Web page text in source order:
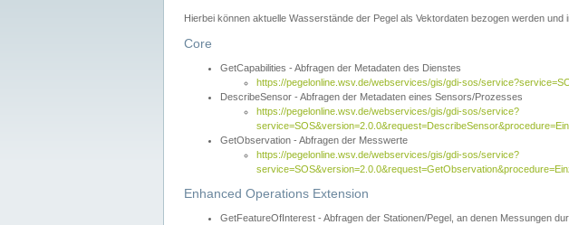
Hierbei können aktuelle Wasserstände der Pegel als Vektordaten bezogen werden
Core
GetCapabilities - Abfragen der Metadaten des Dienstes
https://pegelonline.wsv.de/webservices/gis/gdi-sos/
DescribeSensor - Abfragen der Metadaten eines Sensors/Prozesses
https://pegelonline.wsv.de/webservices/gis/gdi-sos/service?
GetObservation - Abfragen der Messwerte
https://pegelonline.wsv.de/webservices/gis/gdi-sos/service?
Enhanced Operations Extension
GetFeatureOfInterest - Abfragen der Stationen/Pegel, an denen Messungen